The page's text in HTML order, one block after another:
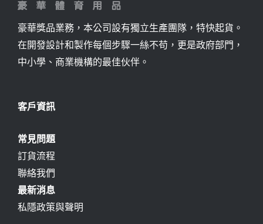
豪華獎品業務，本公司設有獨立生產團隊，特快起貨。
在開發設計和製作每個步驟一絲不苟，更是政府部門，
中小學、商業機構的最佳伙伴。
客戶資訊
常見問題
訂貨流程
聯絡我們
最新消息
私隱政策與聲明